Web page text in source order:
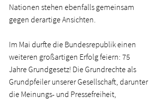
Nationen stehen ebenfalls gemeinsam
gegen derartige Ansichten.
Im Mai durfte die Bundesrepublik einen
weiteren großartigen Erfolg feiern: 75
Jahre Grundgesetz! Die Grundrechte als
Grundpfeiler unserer Gesellschaft, darunter
die Meinungs- und Pressefreiheit,